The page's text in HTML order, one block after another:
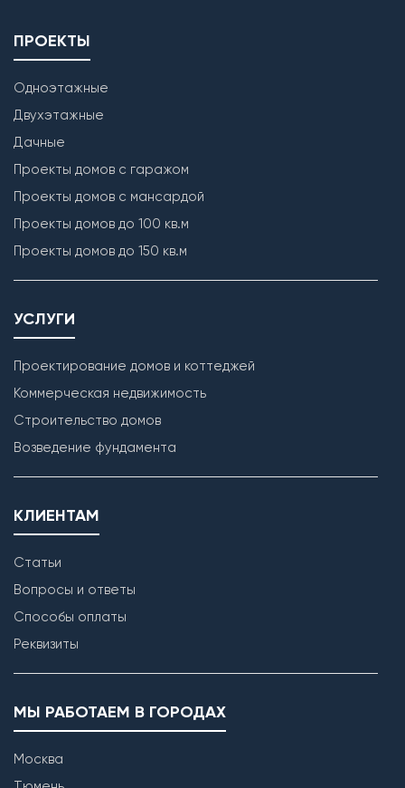
ПРОЕКТЫ
Одноэтажные
Двухэтажные
Дачные
Проекты домов с гаражом
Проекты домов с мансардой
Проекты домов до 100 кв.м
Проекты домов до 150 кв.м
УСЛУГИ
Проектирование домов и коттеджей
Коммерческая недвижимость
Строительство домов
Возведение фундамента
КЛИЕНТАМ
Статьи
Вопросы и ответы
Способы оплаты
Реквизиты
МЫ РАБОТАЕМ В ГОРОДАХ
Москва